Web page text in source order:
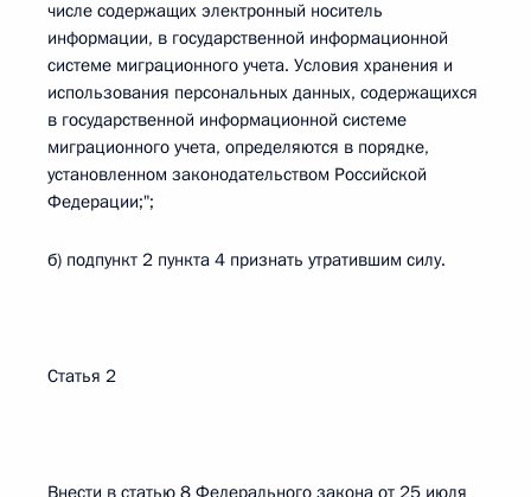
числе содержащих электронный носитель
информации, в государственной информационной
системе миграционного учета. Условия хранения и
использования персональных данных, содержащихся
в государственной информационной системе
миграционного учета, определяются в порядке,
установленном законодательством Российской
Федерации;";
б) подпункт 2 пункта 4 признать утратившим силу.
Статья 2
Внести в статью 8 Федерального закона от 25 июля